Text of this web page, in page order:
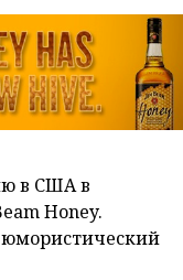
в США в
Honey.